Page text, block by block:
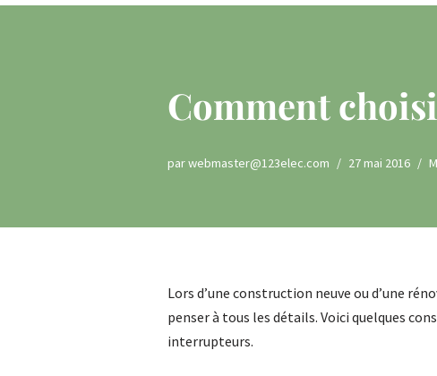
Comment
parwebmaster@123elec.com 27 mai 2016
Lors d’une construction neuve ou d’une
penser à tous les détails. Voici quelques
interrupteurs.